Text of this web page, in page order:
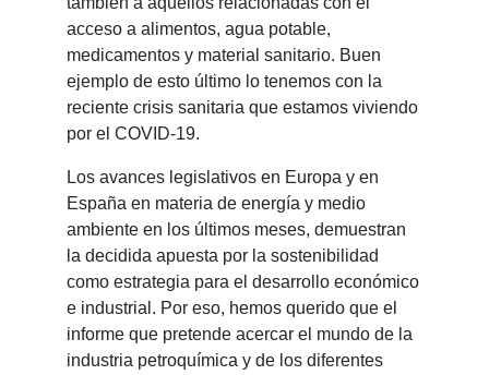
acceso a alimentos, agua potable,
medicamentos y material sanitario. Buen
ejemplo de esto último lo tenemos con la
reciente crisis sanitaria que estamos viviendo
por el COVID-19.
Los avances legislativos en Europa y en
España en materia de energía y medio
ambiente en los últimos meses, demuestran
la decidida apuesta por la sostenibilidad
como estrategia para el desarrollo econó­mico
e industrial. Por eso, hemos querido que el
informe que pretende acercar el mundo de la
indus­tria petroquímica y de los diferentes